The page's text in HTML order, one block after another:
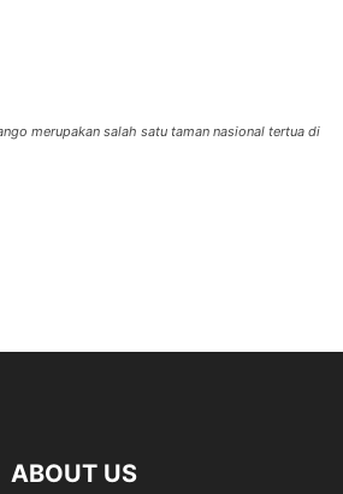
merupakan salah satu taman nasional tertua di
ABOUT US